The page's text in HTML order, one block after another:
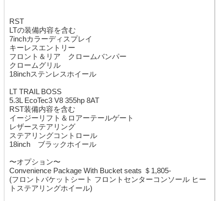
RST
LTの装備内容を含む
7inchカラーディスプレイ
キーレスエントリー
フロント＆リア クロームバンパー
クロームグリル
18inchステンレスホイール
LT TRAIL BOSS
5.3L EcoTec3 V8 355hp 8AT
RST装備内容を含む
イージーリフト＆ロアーテールゲート
レザーステアリング
ステアリングコントロール
18inch ブラックホイール
〜オプション〜
Convenience Package With Bucket seats ＄1,805-
(フロントバケットシート フロントセンターコンソール ヒー
トステアリングホイール)